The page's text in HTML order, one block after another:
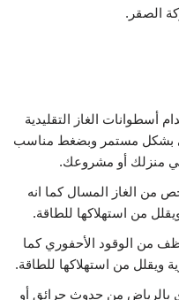
الصقر.
أسطوانات الغاز التقليدية
بشكل مستمر وبضغط مناسب
منزلك أو مشروعك.
من الغاز المسال كما انه
من استهلاكها للطاقة.
من الوقود الأحفوري كما
ويقلل من استهلاكها للطاقة.
بالرياض من حدوث حرائق أو